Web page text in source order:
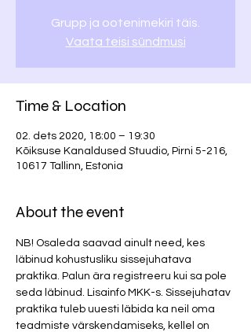
Grupp ja ootenimekiri täis.
Vaata teisi sündmusi
Time & Location
02. dets 2020, 18:00 – 19:30
Kõiksuse Kanaldused Stuudio, Pirni 5-216,
10617 Tallinn, Estonia
About the event
NB! Osaleda saavad ainult need, kes
läbinud kohustusliku sissejuhatava
praktika. Palun ära registreeru kui sa pole
seda läbinud. Lisainfo MKK-s. Sissejuhatav
praktika tuleb uuesti läbida ka neil oma
teadmiste värskendamiseks, kellel on